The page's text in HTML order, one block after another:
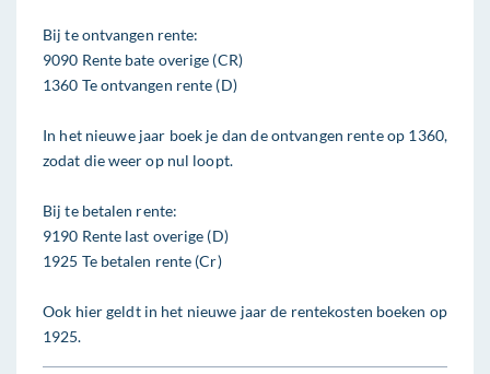
Bij te ontvangen rente:
9090 Rente bate overige (CR)
1360 Te ontvangen rente (D)
In het nieuwe jaar boek je dan de ontvangen rente op 1360,
zodat die weer op nul loopt.
Bij te betalen rente:
9190 Rente last overige (D)
1925 Te betalen rente (Cr)
Ook hier geldt in het nieuwe jaar de rentekosten boeken op
1925.